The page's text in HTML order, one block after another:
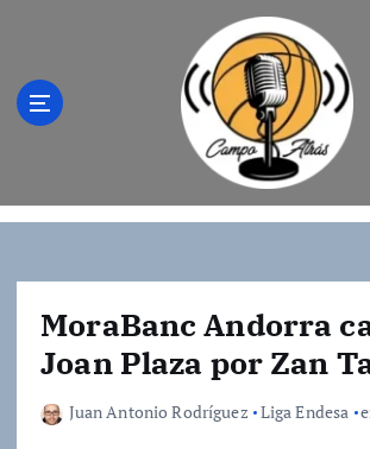
l
Campo Atrás - Tu web
mundo de la canasta.
artículos y fotos del
MoraBanc Andorra
Joan Plaza por Zan
Juan Antonio Rodríguez Liga Endesa